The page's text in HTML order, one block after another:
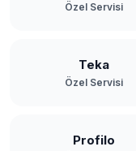
Özel Servisi
Teka
Özel Servisi
Profilo